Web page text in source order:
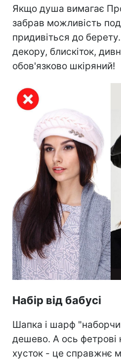
Якщо душа вимагає
забрав можливість
придивіться до берету.
декору, блискіток,
обов'язково шкіряний!
Набір від бабусі
Шапка і шарф
дешево. А ось фетрові
хусток - це справжнє